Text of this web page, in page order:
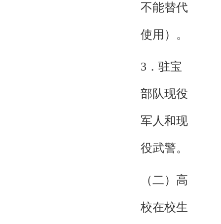
不能替代
使用）。
3．驻宝
部队现役
军人和现
役武警。
（二）高
校在校生